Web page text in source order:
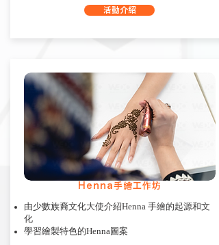
活動介紹
Henna手繪工作坊
由少數族裔文化大使介紹Henna 手繪的起源和文
化
學習繪製特色的Henna圖案